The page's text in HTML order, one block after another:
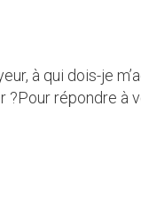
à qui dois-je
?Pour répondre à